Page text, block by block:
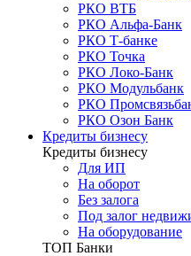
РКО ВТБ
РКО Альфа-Банк
РКО Т-банке
РКО Точка
РКО Локо-Банк
РКО Модульбанк
РКО
РКО Озон Банк
Кредиты бизнесу
Кредиты бизнесу
Для ИП
На оборот
Без залога
Под залог
На оборудование
ТОП Банки